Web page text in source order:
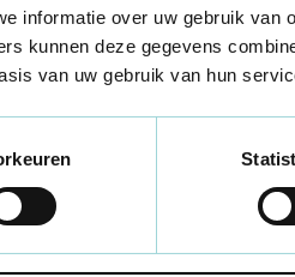
informatie over uw gebruik van
kunnen deze gegevens
van uw gebruik van hun
31 jan 2025